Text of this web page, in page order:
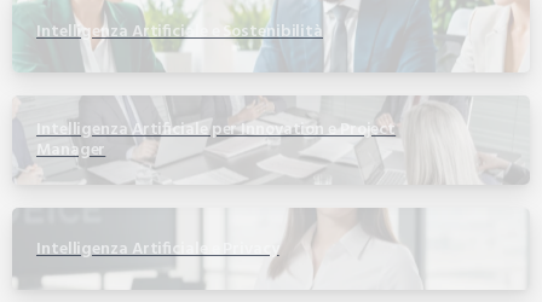
Intelligenza Artificiale e Sostenibilità
Intelligenza Artificiale per Innovation e Project
Manager
Intelligenza Artificiale e Privacy